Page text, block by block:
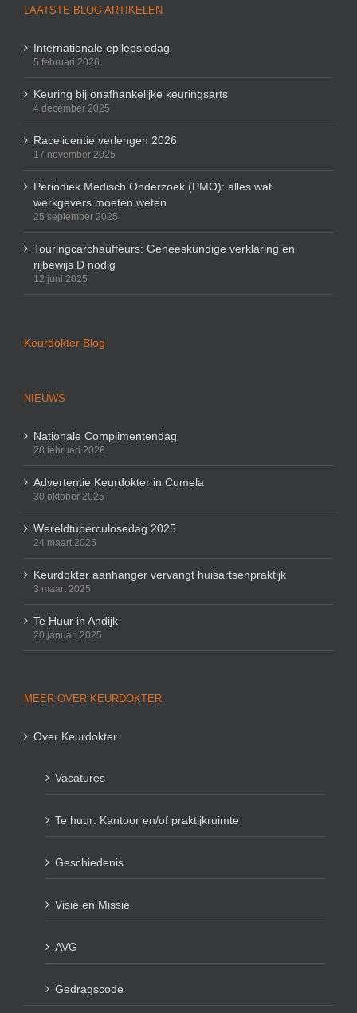
LAATSTE BLOG ARTIKELEN
Internationale epilepsiedag
5 februari 2026
Keuring bij onafhankelijke keuringsarts
4 december 2025
Racelicentie verlengen 2026
17 november 2025
Periodiek Medisch Onderzoek (PMO): alles wat
werkgevers moeten weten
25 september 2025
Touringcarchauffeurs: Geneeskundige verklaring en
rijbewijs D nodig
12 juni 2025
Keurdokter Blog
NIEUWS
Nationale Complimentendag
28 februari 2026
Advertentie Keurdokter in Cumela
30 oktober 2025
Wereldtuberculosedag 2025
24 maart 2025
Keurdokter aanhanger vervangt huisartsenpraktijk
3 maart 2025
Te Huur in Andijk
20 januari 2025
MEER OVER KEURDOKTER
Over Keurdokter
Vacatures
Te huur: Kantoor en/of praktijkruimte
Geschiedenis
Visie en Missie
AVG
Gedragscode